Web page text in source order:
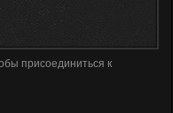
присоединиться к